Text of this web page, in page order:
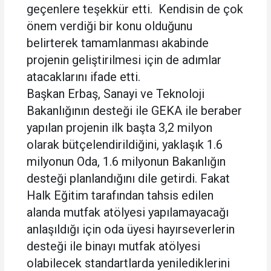
geçenlere teşekkür etti. Kendisin de çok
önem verdiği bir konu olduğunu
belirterek tamamlanması akabinde
projenin geliştirilmesi için de adımlar
atacaklarını ifade etti.
Başkan Erbaş, Sanayi ve Teknoloji
Bakanlığının desteği ile GEKA ile beraber
yapılan projenin ilk başta 3,2 milyon
olarak bütçelendirildiğini, yaklaşık 1.6
milyonun Oda, 1.6 milyonun Bakanlığın
desteği planlandığını dile getirdi. Fakat
Halk Eğitim tarafından tahsis edilen
alanda mutfak atölyesi yapılamayacağı
anlaşıldığı için oda üyesi hayırseverlerin
desteği ile binayı mutfak atölyesi
olabilecek standartlarda yenilediklerini